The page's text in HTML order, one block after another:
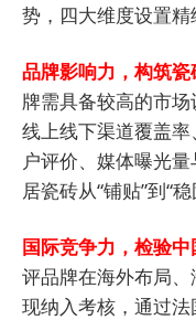
势，四大维度设置精
品牌影响力，构筑瓷
牌需具备较高的市
线上线下渠道覆盖
户评价、媒体曝光
居瓷砖从“铺贴”到“
国际竞争力，检验中
评品牌在海外布局
现纳入考核，通过法